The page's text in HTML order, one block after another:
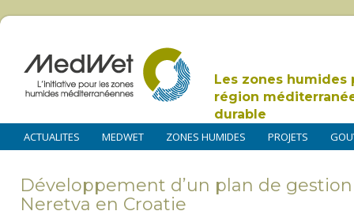
Les zones humides
région
durable
ACTUALITES MEDWET ZONES HUMIDES PROJETS
Développement d’un plan de
Neretva en Croatie